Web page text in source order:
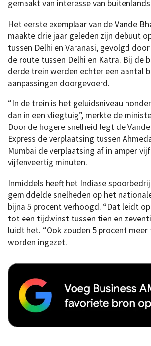
gemaakt van interesse van
Het eerste exemplaar van de Vande
maakte drie jaar geleden zijn debuut
tussen Delhi en Varanasi, gevolgd
de route tussen Delhi en Katra. Bij de
derde trein werden echter een aantal
aanpassingen doorgevoerd.
“In de trein is het geluidsniveau
dan in een vliegtuig”, merkte de
Door de hogere snelheid legt de
Express de verplaatsing tussen
Mumbai de verplaatsing af in amper
vijfenveertig minuten.
Inmiddels heeft het Indiase
gemiddelde snelheden op het
bijna 5 procent verhoogd. “Dat leidt
tot een tijdwinst tussen tien en
luidt het. “Ook zouden 5 procent meer
worden ingezet.